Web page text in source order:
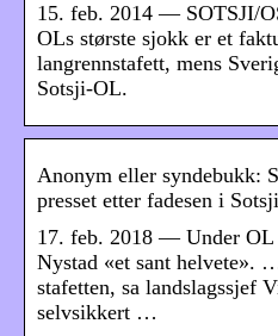
15. feb. 2014 — SOTSJI/
OLs største sjokk er et
langrennstafett, mens
Sotsji-OL.
Anonym eller syndebukk:
presset etter fadesen i Sotsji
17. feb. 2018 — Under
Nystad «et sant helvete».
stafetten, sa landslagssjef
selvsikkert …